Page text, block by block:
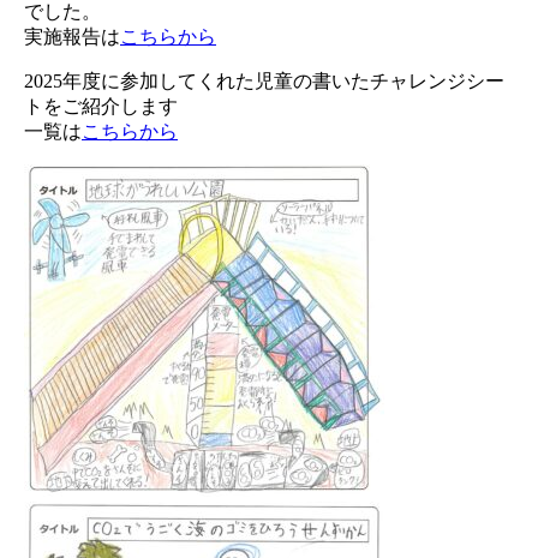
でした。
実施報告はこちらから
2025年度に参加してくれた児童の書いたチャレンジシー
トをご紹介します
一覧はこちらから